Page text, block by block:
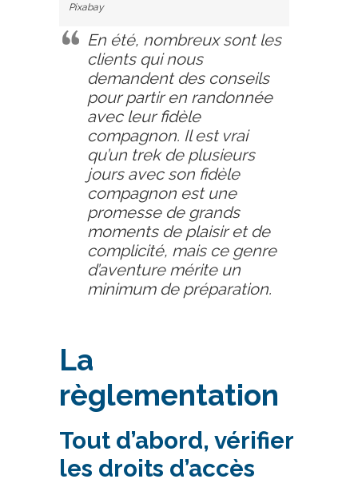
Pixabay
En été, nombreux sont les
clients qui nous
demandent des conseils
pour partir en randonnée
avec leur fidèle
compagnon. Il est vrai
qu’un trek de plusieurs
jours avec son fidèle
compagnon est une
promesse de grands
moments de plaisir et de
complicité, mais ce genre
d’aventure mérite un
minimum de préparation.
La
règlementation
Tout d’abord, vérifier
les droits d’accès